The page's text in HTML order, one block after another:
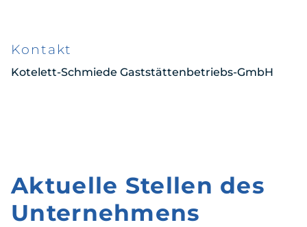
Kontakt
Kotelett-Schmiede Gaststättenbetriebs-GmbH
Aktuelle Stellen des
Unternehmens